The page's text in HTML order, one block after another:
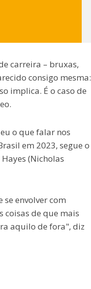
carreira – bruxas,
consigo mesma:
implica. É o caso de
o que falar nos
em 2023, segue o
(Nicholas
envolver com
coisas de que mais
aquilo de fora", diz